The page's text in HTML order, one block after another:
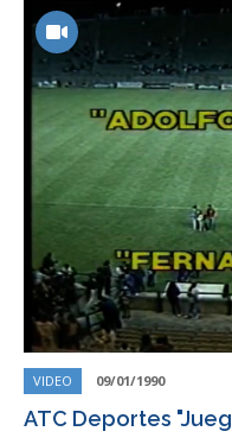
VIDEO 09/01/1990
ATC Deportes